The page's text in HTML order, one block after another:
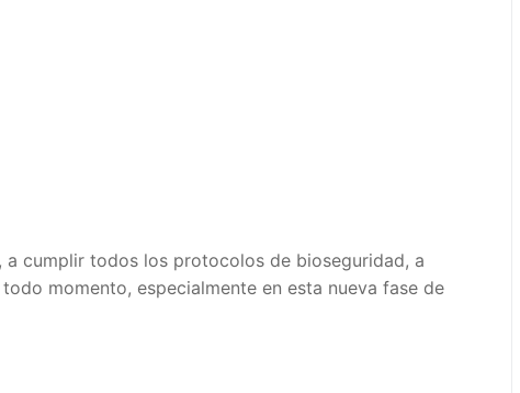
cumplir todos los protocolos de bioseguridad, a
momento, especialmente en esta nueva fase de